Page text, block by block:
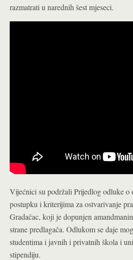
razmatrati u narednih šest mjeseci.
Vijećnici su podržali Prijedlog odluke o
postupku i kriterijima za ostvarivanje
Gradačac, koji je dopunjen
strane predlagača. Odlukom se daje
studentima i javnih i privatnih škola i
stipendiju.